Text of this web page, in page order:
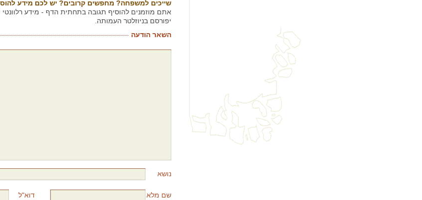
שייכים למשפחה? מחפשים קרובים? יש לכם מידע
אתם מוזמנים להוסיף תגובה בתחתית הדף - מידע רלוונטי
יפורסם בניוזלטר העמותה.
השאר הודעה
שם מלא דוא"ל
נושא